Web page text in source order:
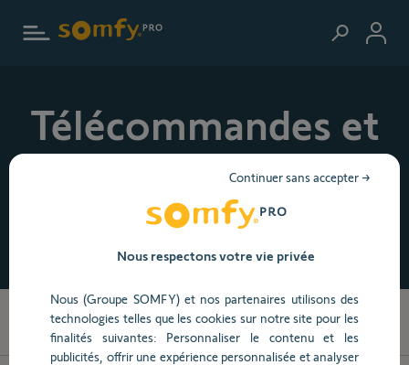
Télécommandes et
capteurs
produits trouvés
Nous respectons votre vie privée
Nous (Groupe SOMFY) et nos partenaires utilisons des
technologies telles que les cookies sur notre site pour les
finalités suivantes: Personnaliser le contenu et les
publicités, offrir une expérience personnalisée et analyser
Continuer sans accepter →